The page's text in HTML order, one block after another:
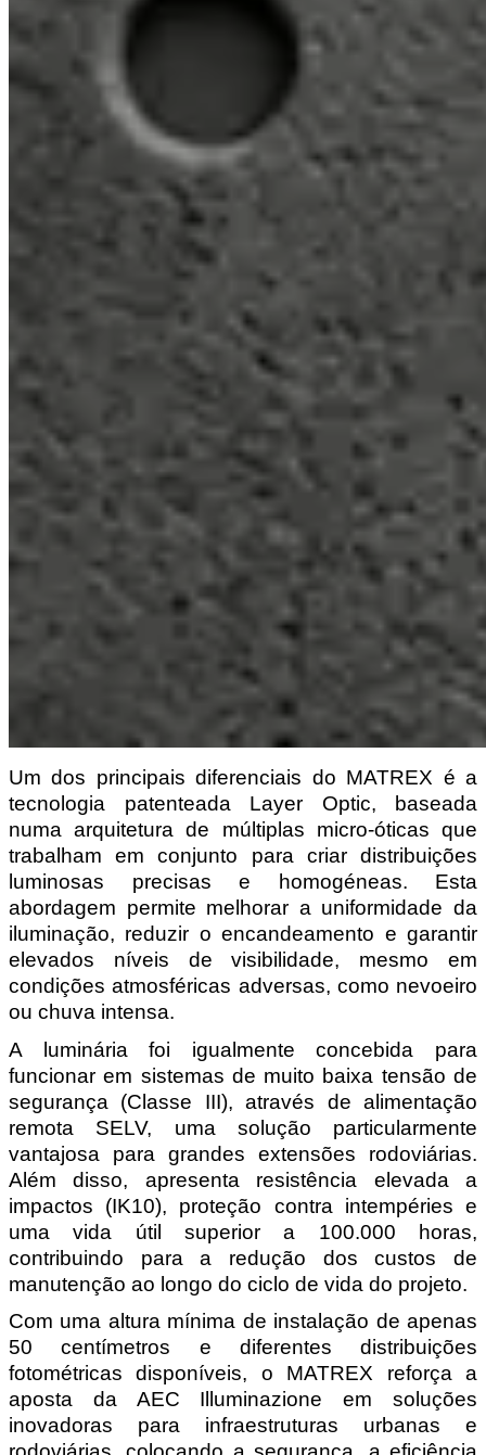
Um dos principais diferenciais do MATREX é a
tecnologia patenteada Layer Optic, baseada
numa arquitetura de múltiplas micro-óticas que
trabalham em conjunto para criar distribuições
luminosas precisas e homogéneas. Esta
abordagem permite melhorar a uniformidade da
iluminação, reduzir o encandeamento e garantir
elevados níveis de visibilidade, mesmo em
condições atmosféricas adversas, como nevoeiro
ou chuva intensa.
A luminária foi igualmente concebida para
funcionar em sistemas de muito baixa tensão de
segurança (Classe III), através de alimentação
remota SELV, uma solução particularmente
vantajosa para grandes extensões rodoviárias.
Além disso, apresenta resistência elevada a
impactos (IK10), proteção contra intempéries e
uma vida útil superior a 100.000 horas,
contribuindo para a redução dos custos de
manutenção ao longo do ciclo de vida do projeto.
Com uma altura mínima de instalação de apenas
50 centímetros e diferentes distribuições
fotométricas disponíveis, o MATREX reforça a
aposta da AEC Illuminazione em soluções
inovadoras para infraestruturas urbanas e